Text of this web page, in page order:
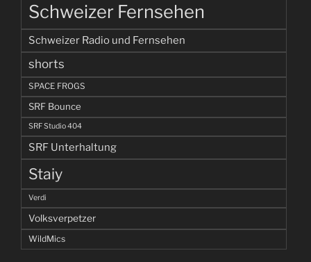
Schweizer Fernsehen
Schweizer Radio und Fernsehen
shorts
SPACE FROGS
SRF Bounce
SRF Studio 404
SRF Unterhaltung
Staiy
Verdi
Volksverpetzer
WildMics